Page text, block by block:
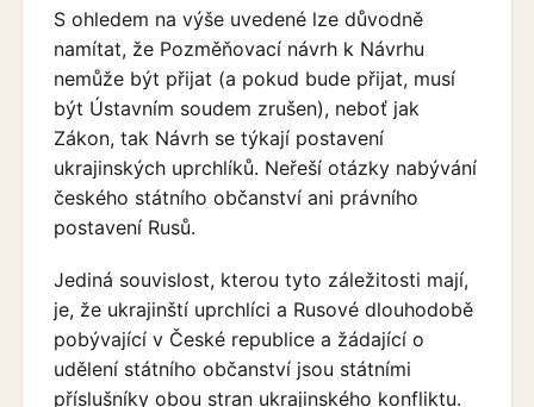
S ohledem na výše uvedené lze důvodně
namítat, že Pozměňovací návrh k Návrhu
nemůže být přijat (a pokud bude přijat, musí
být Ústavním soudem zrušen), neboť jak
Zákon, tak Návrh se týkají postavení
ukrajinských uprchlíků. Neřeší otázky nabývání
českého státního občanství ani právního
postavení Rusů.
Jediná souvislost, kterou tyto záležitosti mají,
je, že ukrajinští uprchlíci a Rusové dlouhodobě
pobývající v České republice a žádající o
udělení státního občanství jsou státními
příslušníky obou stran ukrajinského konfliktu.